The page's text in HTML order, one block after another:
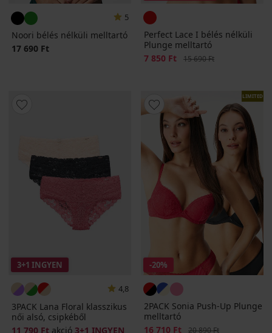
5
Noori bélés nélküli melltartó
17 690 Ft
Perfect Lace I bélés nélküli
Plunge melltartó
Kedvezmény
7 850 Ft Eredeti ár
15 690 Ft
3+1 INGYEN
4,8
3PACK Lana Floral klasszikus
női alsó, csipkéből
11 790 Ft akció 3+1 INGYEN
LIMITED
-20%
2PACK Sonia Push-Up Plunge
melltartó
Kedvezmény
16 710 Ft Eredeti ár
20 890 Ft